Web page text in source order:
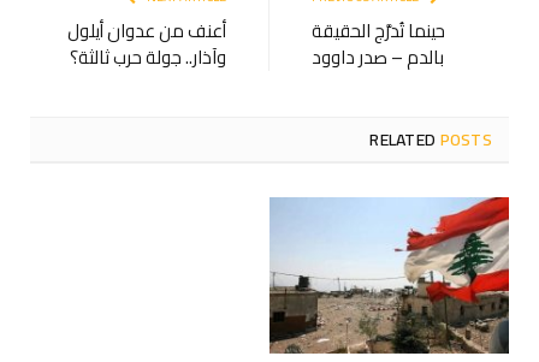
حينما تُدرَّج الحقيقة
بالدم – صدر داوود
أعنف من عدوان أيلول
وآذار.. جولة حرب ثالثة؟
RELATEDPOSTS